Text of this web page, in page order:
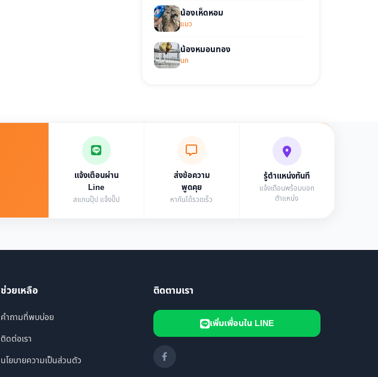
น้องเห็ดหอม
แมว
น้องหมอนทอง
นก
แจ้งเตือนผ่าน
Line
สแกนปุ๊ป แจ้งปั๊ป
ส่งข้อความ
พูดคุย
หากันได้รวดเร็ว
รู้ตำแหน่งทันที
แจ้งเตือนพร้อมบอก
ตำแหน่ง
ช่วยเหลือ
คำถามที่พบบ่อย
ติดต่อเรา
นโยบายความเป็นส่วนตัว
ติดตามเรา
เพิ่มเพื่อนใน LINE